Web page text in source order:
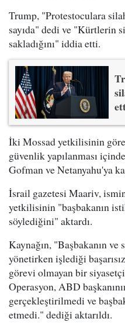
Trump, "Protestoculara
sayıda" dedi ve "Kürtlerin
sakladığını" iddia etti.
İki Mossad yetkilisinin
güvenlik yapılanması
Gofman ve Netanyahu'ya
İsrail gazetesi Maariv,
yetkilisinin "başbakanın
söylediğini" aktardı.
Kaynağın, "Başbakanın ve
yönetirken işlediği
görevi olmayan bir
Operasyon, ABD
gerçekleştirilmedi ve
etmedi." dediği aktarıldı.